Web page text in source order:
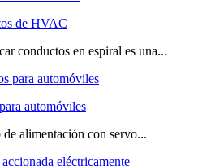
de HVAC
conductos en espiral es una...
automóviles
alimentación con servo...